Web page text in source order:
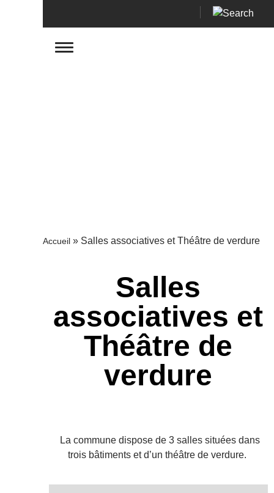
Accueil » Salles associatives et Théâtre de verdure
Salles
associatives et
Théâtre de
verdure
La commune dispose de 3 salles situées dans
trois bâtiments et d’un théâtre de verdure.